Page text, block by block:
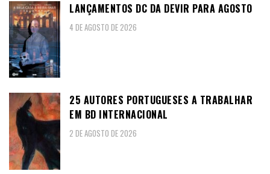
LANÇAMENTOS DC DA DEVIR PARA AGOSTO
4 DE AGOSTO DE 2026
25 AUTORES PORTUGUESES A TRABALHAR
EM BD INTERNACIONAL
2 DE AGOSTO DE 2026